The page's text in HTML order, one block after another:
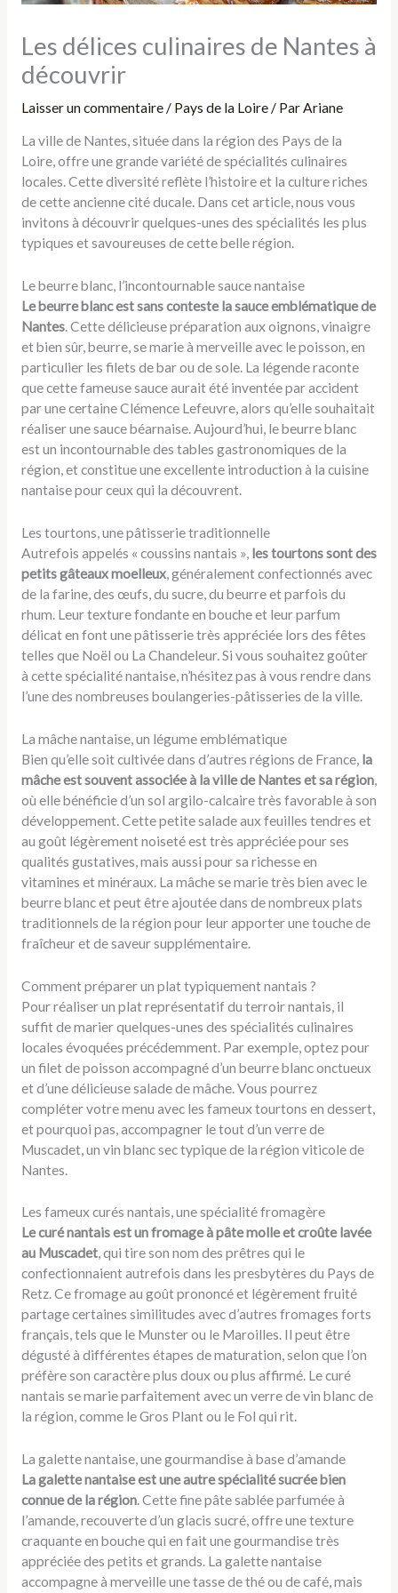
Les délices culinaires de Nantes à
découvrir
Laisser un commentaire/ Pays de la Loire/ ParAriane
La ville de Nantes, située dans la région des Pays de la
Loire, offre une grande variété de spécialités culinaires
locales. Cette diversité reflète l’histoire et la culture riches
de cette ancienne cité ducale. Dans cet article, nous vous
invitons à découvrir quelques-unes des spécialités les plus
typiques et savoureuses de cette belle région.
Le beurre blanc, l’incontournable sauce nantaise
Le beurre blanc est sans conteste la sauce emblématique de
Nantes. Cette délicieuse préparation aux oignons, vinaigre
et bien sûr, beurre, se marie à merveille avec le poisson, en
particulier les filets de bar ou de sole. La légende raconte
que cette fameuse sauce aurait été inventée par accident
par une certaine Clémence Lefeuvre, alors qu’elle souhaitait
réaliser une sauce béarnaise. Aujourd’hui, le beurre blanc
est un incontournable des tables gastronomiques de la
région, et constitue une excellente introduction à la cuisine
nantaise pour ceux qui la découvrent.
Les tourtons, une pâtisserie traditionnelle
Autrefois appelés « coussins nantais », les tourtons sont des
petits gâteaux moelleux, généralement confectionnés avec
de la farine, des œufs, du sucre, du beurre et parfois du
rhum. Leur texture fondante en bouche et leur parfum
délicat en font une pâtisserie très appréciée lors des fêtes
telles que Noël ou La Chandeleur. Si vous souhaitez goûter
à cette spécialité nantaise, n’hésitez pas à vous rendre dans
l’une des nombreuses boulangeries-pâtisseries de la ville.
La mâche nantaise, un légume emblématique
Bien qu’elle soit cultivée dans d’autres régions de France, la
mâche est souvent associée à la ville de Nantes et sa région,
où elle bénéficie d’un sol argilo-calcaire très favorable à son
développement. Cette petite salade aux feuilles tendres et
au goût légèrement noiseté est très appréciée pour ses
qualités gustatives, mais aussi pour sa richesse en
vitamines et minéraux. La mâche se marie très bien avec le
beurre blanc et peut être ajoutée dans de nombreux plats
traditionnels de la région pour leur apporter une touche de
fraîcheur et de saveur supplémentaire.
Comment préparer un plat typiquement nantais ?
Pour réaliser un plat représentatif du terroir nantais, il
suffit de marier quelques-unes des spécialités culinaires
locales évoquées précédemment. Par exemple, optez pour
un filet de poisson accompagné d’un beurre blanc onctueux
et d’une délicieuse salade de mâche. Vous pourrez
compléter votre menu avec les fameux tourtons en dessert,
et pourquoi pas, accompagner le tout d’un verre de
Muscadet, un vin blanc sec typique de la région viticole de
Nantes.
Les fameux curés nantais, une spécialité fromagère
Le curé nantais est un fromage à pâte molle et croûte lavée
au Muscadet, qui tire son nom des prêtres qui le
confectionnaient autrefois dans les presbytères du Pays de
Retz. Ce fromage au goût prononcé et légèrement fruité
partage certaines similitudes avec d’autres fromages forts
français, tels que le Munster ou le Maroilles. Il peut être
dégusté à différentes étapes de maturation, selon que l’on
préfère son caractère plus doux ou plus affirmé. Le curé
nantais se marie parfaitement avec un verre de vin blanc de
la région, comme le Gros Plant ou le Fol qui rit.
La galette nantaise, une gourmandise à base d’amande
La galette nantaise est une autre spécialité sucrée bien
connue de la région. Cette fine pâte sablée parfumée à
l’amande, recouverte d’un glacis sucré, offre une texture
craquante en bouche qui en fait une gourmandise très
appréciée des petits et grands. La galette nantaise
accompagne à merveille une tasse de thé ou de café, mais